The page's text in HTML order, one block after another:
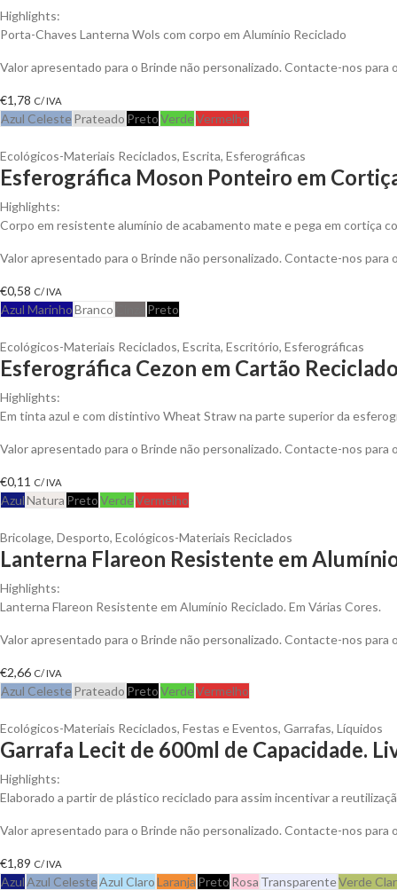
Highlights:
Porta-Chaves Lanterna Wols com corpo em Alumínio Reciclado
Valor apresentado para o Brinde não personalizado. Contacte-nos
€1,78 C/ IVA
Azul Celeste Prateado PretoVerdeVermelho
Ecológicos-Materiais Reciclados, Escrita, Esferográficas
Esferográfica Moson Ponteiro em
Highlights:
Corpo em resistente alumínio de acabamento mate e pega em cortiça
Valor apresentado para o Brinde não personalizado. Contacte-nos
€0,58 C/ IVA
Azul MarinhoBranco Preto
Ecológicos-Materiais Reciclados, Escrita, Escritório, Esferográficas
Esferográfica Cezon em Cartão
Highlights:
Em tinta azul e com distintivo Wheat Straw na parte superior da
Valor apresentado para o Brinde não personalizado. Contacte-nos
€0,11 C/ IVA
AzulNatura PretoVerdeVermelho
Bricolage, Desporto, Ecológicos-Materiais Reciclados
Lanterna Flareon Resistente em
Highlights:
Lanterna Flareon Resistente em Alumínio Reciclado. Em Várias Cores.
Valor apresentado para o Brinde não personalizado. Contacte-nos
€2,66 C/ IVA
Azul Celeste Prateado PretoVerdeVermelho
Ecológicos-Materiais Reciclados, Festas e Eventos, Garrafas, Líquidos
Garrafa Lecit de 600ml de Capacidade.
Highlights:
Elaborado a partir de plástico reciclado para assim incentivar a
Valor apresentado para o Brinde não personalizado. Contacte-nos
€1,89 C/ IVA
AzulAzul CelesteAzul ClaroLaranja Preto Rosa TransparenteVerde